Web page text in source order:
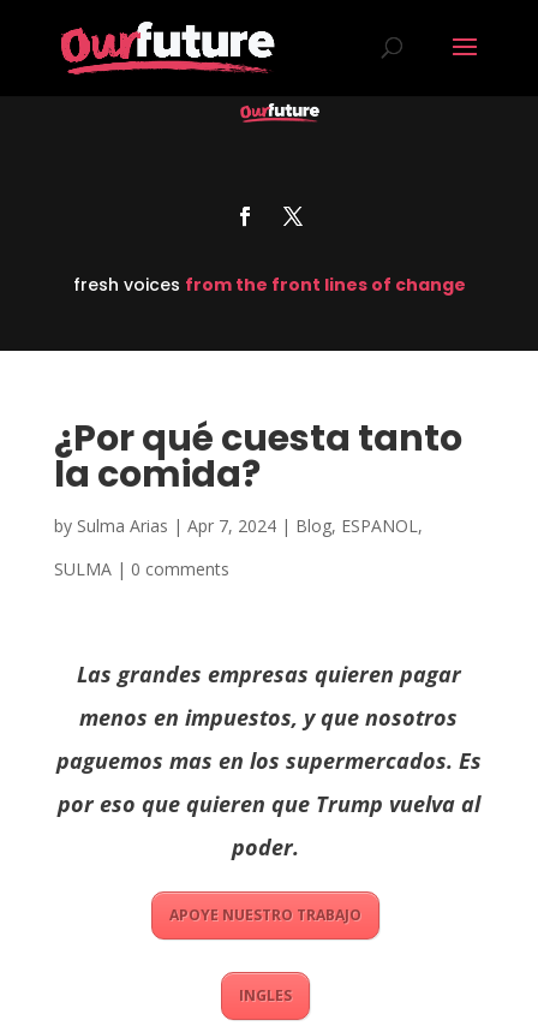
fresh voices from the front lines of change
¿Por qué cuesta tanto
la comida?
by Sulma Arias | Apr 7, 2024| Blog, ESPANOL,
SULMA| 0 comments
Las grandes empresas quieren pagar
menos en impuestos, y que nosotros
paguemos mas en los supermercados. Es
por eso que quieren que Trump vuelva al
poder.
APOYE NUESTRO TRABAJO
INGLES